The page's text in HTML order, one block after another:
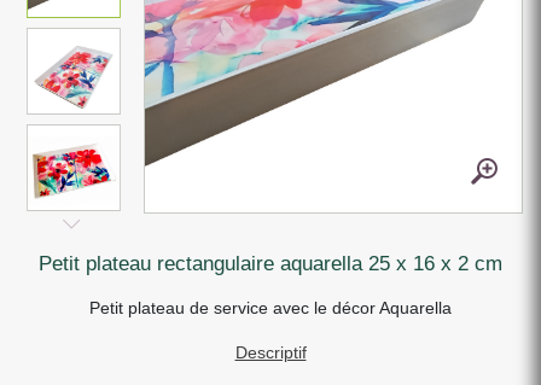
petit plateau rectangulaire aquarella 25 x 16 x 2 cm
Petit plateau de service avec le décor Aquarella
Descriptif